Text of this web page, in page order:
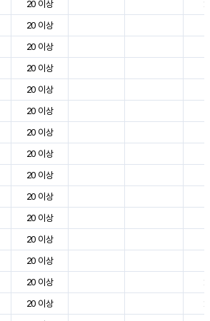
20 이상
20 이상
20 이상
20 이상
20 이상
20 이상
20 이상
20 이상
20 이상
20 이상
20 이상
20 이상
20 이상
20 이상
20 이상